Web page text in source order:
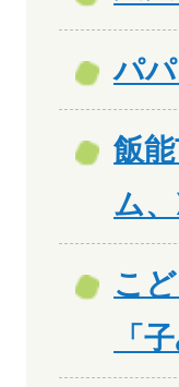
パ
飯
ム
こ
「